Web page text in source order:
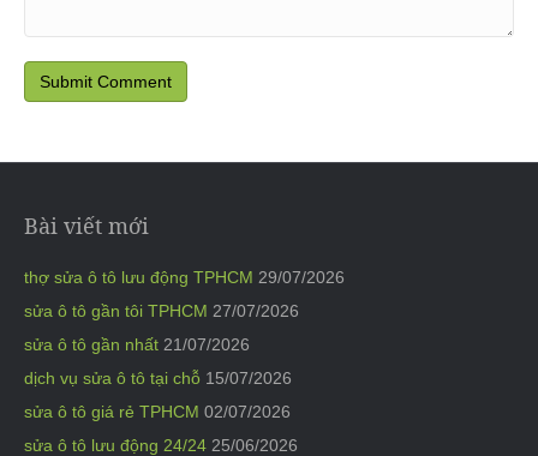
Bài viết mới
thợ sửa ô tô lưu động TPHCM 29/07/2026
sửa ô tô gần tôi TPHCM 27/07/2026
sửa ô tô gần nhất 21/07/2026
dịch vụ sửa ô tô tại chỗ 15/07/2026
sửa ô tô giá rẻ TPHCM 02/07/2026
sửa ô tô lưu động 24/24 25/06/2026